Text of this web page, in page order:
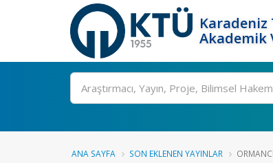
Akademik
Ara
ANA SAYFA SON EKLENEN YAYINLAR